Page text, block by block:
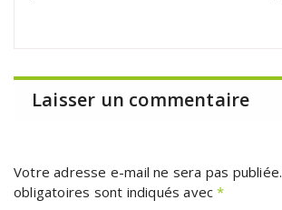
Laisser un commentaire
Votre adresse e-mail ne sera pas publiée.
obligatoires sont indiqués avec*